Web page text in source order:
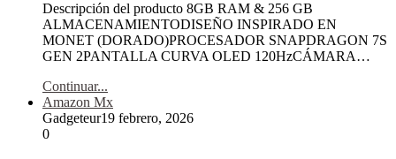
Descripción del producto 8GB RAM & 256 GB
ALMACENAMIENTODISEÑO INSPIRADO EN
MONET (DORADO)PROCESADOR SNAPDRAGON 7S
GEN 2PANTALLA CURVA OLED 120HzCÁMARA…
Continuar...
Amazon Mx
Gadgeteur19 febrero, 2026
0